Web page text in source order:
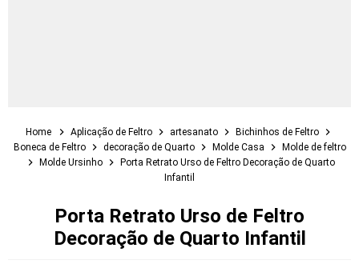
Home Aplicação de Feltro artesanato
Bichinhos de Feltro
Boneca de Feltro
decoração de Quarto Molde Casa
Molde de feltro
Molde Ursinho
Porta Retrato Urso de Feltro Decoração de Quarto
Infantil
Porta Retrato Urso de Feltro
Decoração de Quarto Infantil